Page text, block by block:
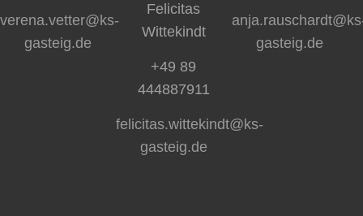
verena.vetter@ks-
gasteig.de
Felicitas
Wittekindt
+49 89
444887911
felicitas.wittekindt@ks-
gasteig.de
gasteig.de